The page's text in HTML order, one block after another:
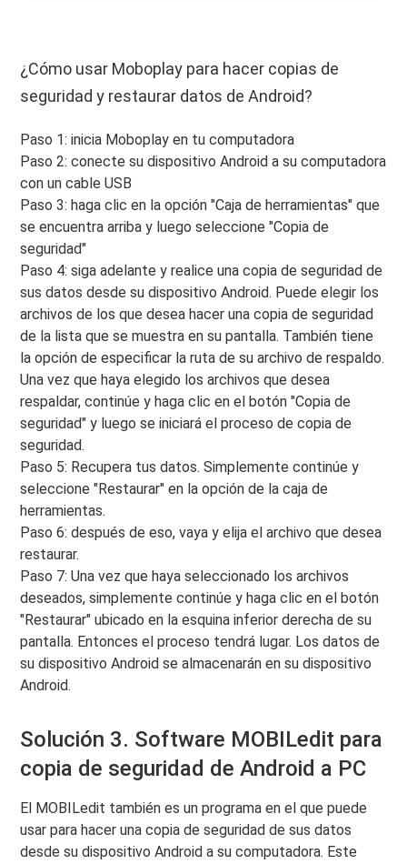
¿Cómo usar Moboplay para hacer copias de
seguridad y restaurar datos de Android?
Paso 1: inicia Moboplay en tu computadora
Paso 2: conecte su dispositivo Android a su computadora
con un cable USB
Paso 3: haga clic en la opción "Caja de herramientas" que
se encuentra arriba y luego seleccione "Copia de
seguridad"
Paso 4: siga adelante y realice una copia de seguridad de
sus datos desde su dispositivo Android. Puede elegir los
archivos de los que desea hacer una copia de seguridad
de la lista que se muestra en su pantalla. También tiene
la opción de especificar la ruta de su archivo de respaldo.
Una vez que haya elegido los archivos que desea
respaldar, continúe y haga clic en el botón "Copia de
seguridad" y luego se iniciará el proceso de copia de
seguridad.
Paso 5: Recupera tus datos. Simplemente continúe y
seleccione "Restaurar" en la opción de la caja de
herramientas.
Paso 6: después de eso, vaya y elija el archivo que desea
restaurar.
Paso 7: Una vez que haya seleccionado los archivos
deseados, simplemente continúe y haga clic en el botón
"Restaurar" ubicado en la esquina inferior derecha de su
pantalla. Entonces el proceso tendrá lugar. Los datos de
su dispositivo Android se almacenarán en su dispositivo
Android.
Solución 3. Software MOBILedit para
copia de seguridad de Android a PC
El MOBILedit también es un programa en el que puede
usar para hacer una copia de seguridad de sus datos
desde su dispositivo Android a su computadora. Este